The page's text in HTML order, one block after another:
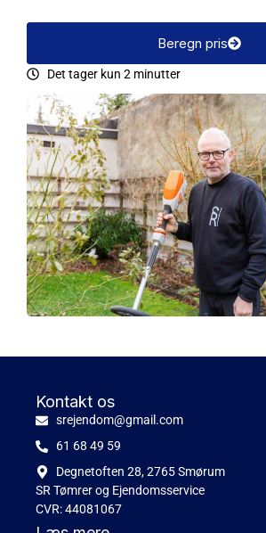
Beregn pris
Det tager kun 2 minutter
Kontakt os
srejendom@gmail.com
61 68 49 59
Degnetoften 28, 2765 Smørum
SR Tømrer og Ejendomsservice
CVR: 44081067